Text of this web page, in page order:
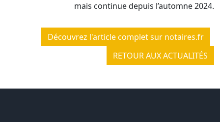
mais continue depuis l’automne 2024.
Découvrez l'article complet sur notaires.fr
RETOUR AUX ACTUALITÉS